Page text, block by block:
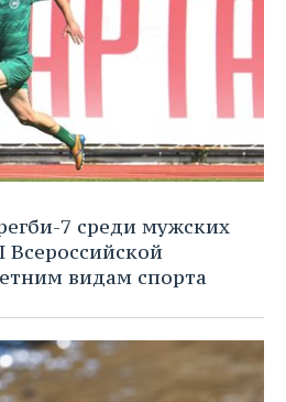
7 среди мужских
видам спорта